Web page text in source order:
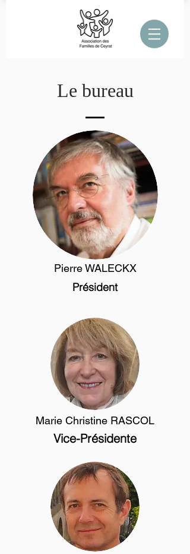
Le bureau
Pierre WALECKX
Président
Marie Christine RASCOL
Vice-Présidente